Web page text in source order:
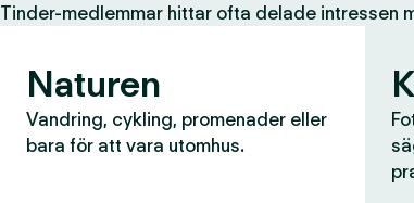
Tinder-medlemmar hittar ofta delade intressen
Naturen
Vandring, cykling, promenader eller
bara för att vara utomhus.